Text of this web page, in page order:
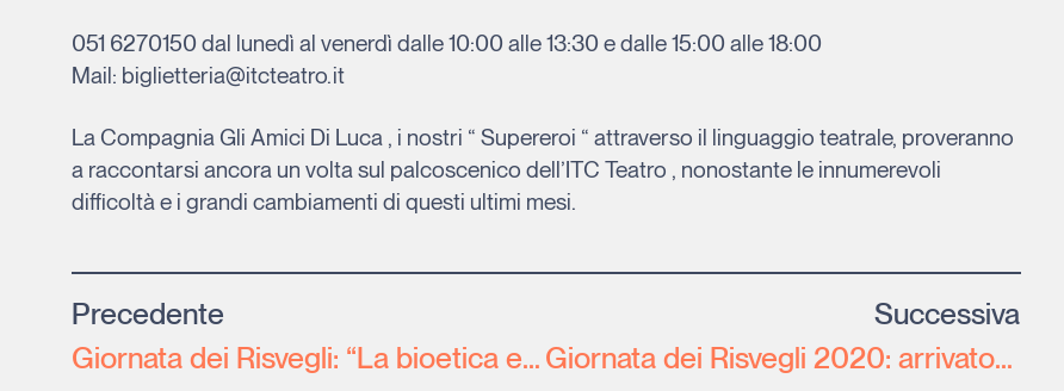
051 6270150 dal lunedì al venerdì dalle 10:00 alle 13:30 e dalle 15:00 alle 18:00
Mail: biglietteria@itcteatro.it
La Compagnia Gli Amici Di Luca , i nostri “ Supereroi “ attraverso il linguaggio teatrale, proveranno
a raccontarsi ancora un volta sul palcoscenico dell’ITC Teatro , nonostante le innumerevoli
difficoltà e i grandi cambiamenti di questi ultimi mesi.
Precedente
Giornata dei Risvegli: “La bioetica e i cinque sensi” convegno promosso dall’Università di Malta
Successiva
Giornata dei Risvegli 2020: arrivato l’alto patronato del Presidente della Repubblica